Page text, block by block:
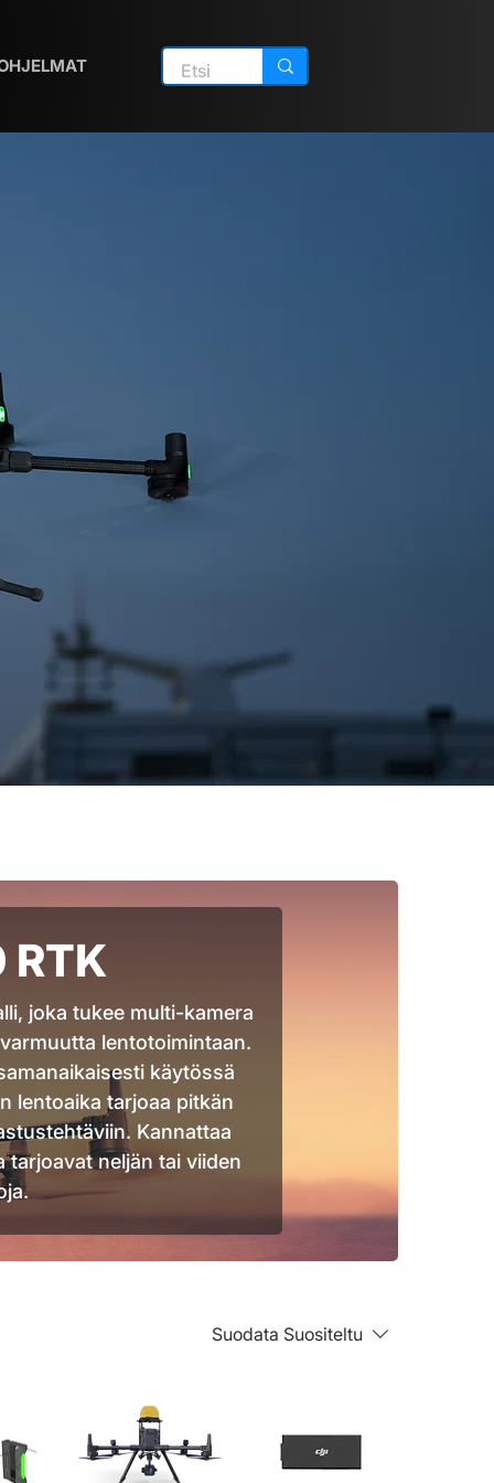
joka tukee multi-kamera
lentotoimintaan.
käytössä
lentoaika tarjoaa pitkän
Kannattaa
neljän tai viiden
Suodata Suositeltu